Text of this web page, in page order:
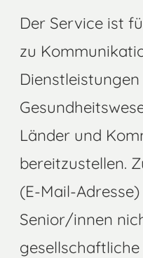
Der Service ist
zu
Länder und
bereitzustellen.
(E-Mail-
Senior/innen